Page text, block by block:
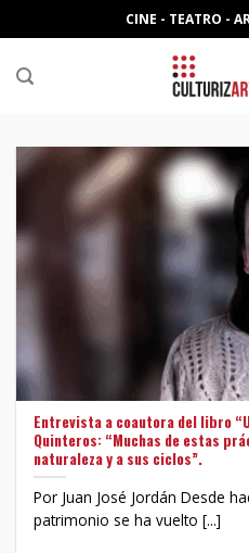
to
content
CINE - TEATRO -
Entrevista a coautora del libro
Quinteros: “Muchas de estas
naturaleza y a sus ciclos”.
Por Juan José Jordán Desde
patrimonio se ha vuelto [...]